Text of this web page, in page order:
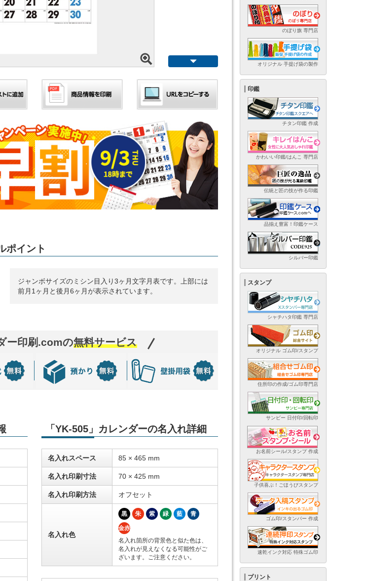
ポイント
ジャンボサイズのミシン目入り3ヶ月文字月表です。上部には
前月1ヶ月と後月6ヶ月が表示されています。
ー印刷.comの無料サービス
「YK-505」カレンダーの名入れ詳細
名入れスペース 85 × 465 mm
名入れ印刷寸法 70 × 425 mm
名入れ印刷方法 オフセット
名入れ色
黒 朱 紫 緑 藍 青
金赤
名入れ箇所の背景色と似た色は、
名入れが見えなくなる可能性がご
ざいます。ご注意ください。
のぼり旗 専門店
オリジナル 手提げ袋の製作
印鑑
チタン印鑑 作成
かわいい印鑑/はんこ 専門店
伝統と匠の技が作る印鑑
品揃え豊富！印鑑ケース
シルバー印鑑
スタンプ
シャチハタ印鑑 専門店
オリジナル ゴム印/スタンプ
住所印の作成/ゴム印専門店
サンビー 日付印/回転印
お名前シール/スタンプ 作成
子供喜ぶ！ごほうびスタンプ
ゴム印/スタンパー 作成
速乾インク対応 特殊ゴム印
プリント